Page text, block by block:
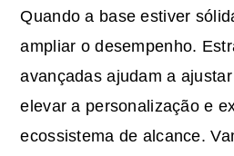
Quando a base estiver
ampliar o desempenho.
avançadas ajudam a
elevar a personalização e
ecossistema de alcance.